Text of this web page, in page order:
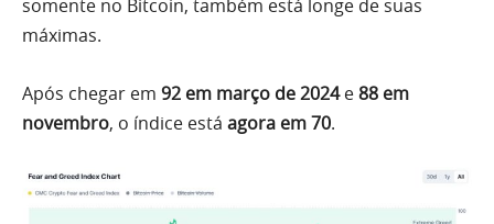
somente no Bitcoin, também está longe de suas
máximas.
Após chegar em 92 em março de 2024e88 em
novembro, o índice está agora em 70.